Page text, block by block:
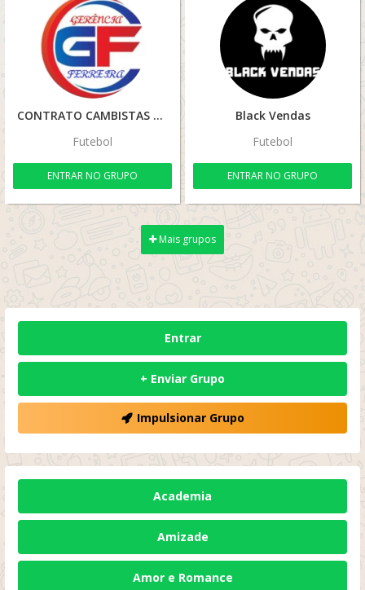
CONTRATO CAMBISTAS
Futebol
ENTRAR NO GRUPO
Black Vendas
Futebol
ENTRAR NO GRUPO
Mais grupos
Entrar
+ Enviar Grupo
Impulsionar Grupo
Academia
Amizade
Amor e Romance